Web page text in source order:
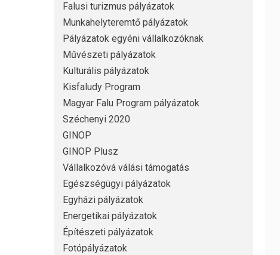
Falusi turizmus pályázatok
Munkahelyteremtő pályázatok
Pályázatok egyéni vállalkozóknak
Művészeti pályázatok
Kulturális pályázatok
Kisfaludy Program
Magyar Falu Program pályázatok
Széchenyi 2020
GINOP
GINOP Plusz
Vállalkozóvá válási támogatás
Egészségügyi pályázatok
Egyházi pályázatok
Energetikai pályázatok
Építészeti pályázatok
Fotópályázatok